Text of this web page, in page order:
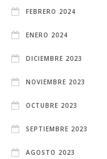
FEBRERO 2024
ENERO 2024
DICIEMBRE 2023
NOVIEMBRE 2023
OCTUBRE 2023
SEPTIEMBRE 2023
AGOSTO 2023